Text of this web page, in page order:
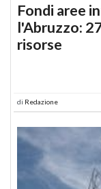
Fondi aree
l'Abruzzo:
risorse
di Redazione